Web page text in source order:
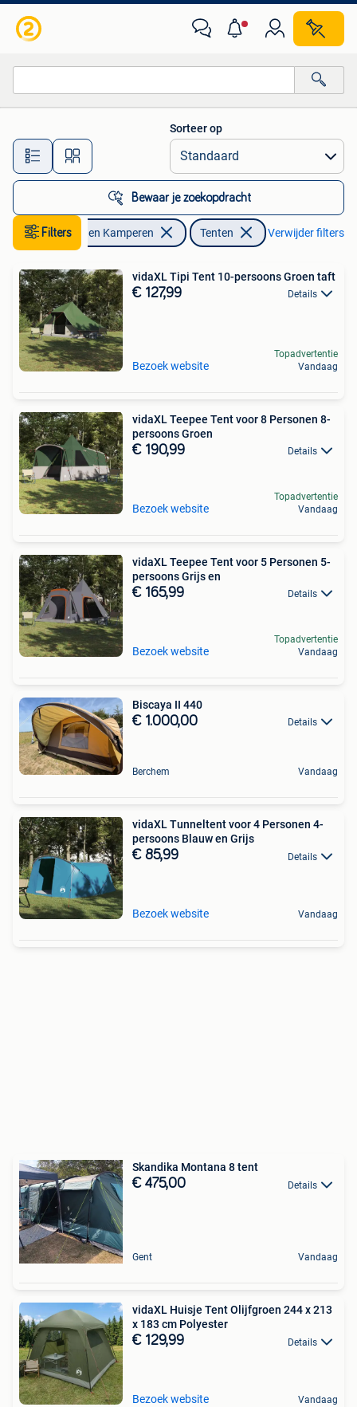
Alle afstanden…
Sorteer op
Bewaar je zoekopdracht
Filters
Caravans en Kamperen Tenten Verwijder filters
vidaXL Tipi Tent 10-persoons Groen taft
€ 127,99 Details
Bezoek website
Topadvertentie
Vandaag
vidaXL Teepee Tent voor 8 Personen 8-
persoons Groen
€ 190,99 Details
Bezoek website
Topadvertentie
Vandaag
vidaXL Teepee Tent voor 5 Personen 5-
persoons Grijs en
€ 165,99 Details
Bezoek website
Topadvertentie
Vandaag
Biscaya II 440
€ 1.000,00 Details
Berchem Vandaag
vidaXL Tunneltent voor 4 Personen 4-
persoons Blauw en Grijs
€ 85,99 Details
Bezoek website Vandaag
Skandika Montana 8 tent
€ 475,00 Details
Gent Vandaag
vidaXL Huisje Tent Olijfgroen 244 x 213
x 183 cm Polyester
€ 129,99 Details
Bezoek website Vandaag